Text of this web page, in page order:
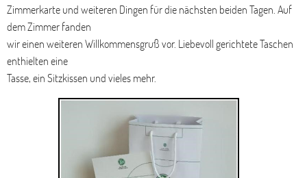
Zimmerkarte und weiteren Dingen für die nächsten beiden Tagen. Auf
dem Zimmer fanden
wir einen weiteren Willkommensgruß vor. Liebevoll gerichtete Taschen
enthielten eine
Tasse, ein Sitzkissen und vieles mehr.